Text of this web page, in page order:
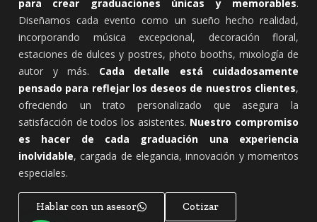
para crear graduaciones únicas y memorables.
Diseñamos cada evento como un sueño hecho realidad,
incorporando música excepcional, decoración floral,
estaciones de dulces y postres, photo booths, mixología de
autor y más. Cada detalle está cuidadosamente
pensado para reflejar los deseos de nuestros clientes,
ofreciendo un trato personalizado que asegura la
satisfacción de todos los asistentes. Nuestro compromiso
es hacer de cada graduación una experiencia
inolvidable, cargada de elegancia, innovación y momentos
especiales.
Hablar con un asesor Cotizar